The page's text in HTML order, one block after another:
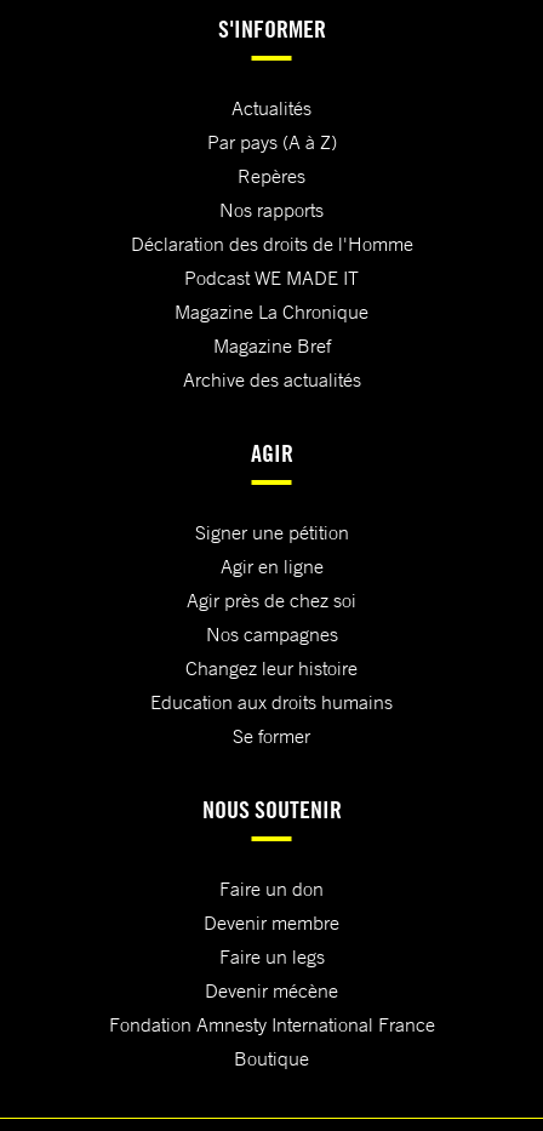
S'INFORMER
Actualités
Par pays (A à Z)
Repères
Nos rapports
Déclaration des droits de l'Homme
Podcast WE MADE IT
Magazine La Chronique
Magazine Bref
Archive des actualités
AGIR
Signer une pétition
Agir en ligne
Agir près de chez soi
Nos campagnes
Changez leur histoire
Education aux droits humains
Se former
NOUS SOUTENIR
Faire un don
Devenir membre
Faire un legs
Devenir mécène
Fondation Amnesty International France
Boutique